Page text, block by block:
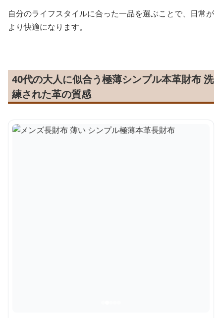
自分のライフスタイルに合った一品を選ぶことで、日常が
より快適になります。
40代の大人に似合う極薄シンプル本革財布 洗
練された革の質感